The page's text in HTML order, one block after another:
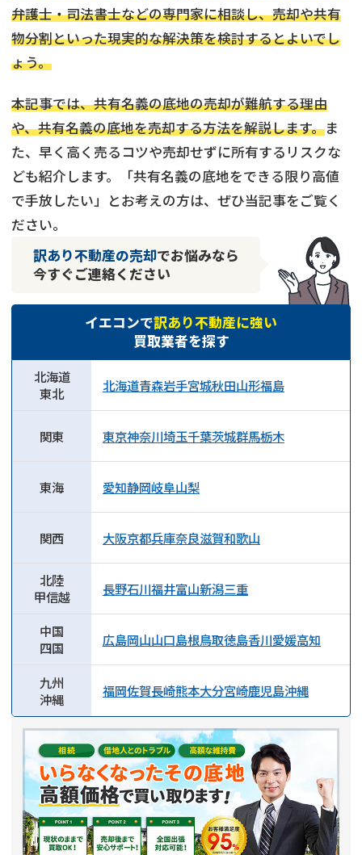
弁護士・司法書士などの専門家に相談し、売却や共有
物分割といった現実的な解決策を検討するとよいでし
ょう。
本記事では、共有名義の底地の売却が難航する理由
や、共有名義の底地を売却する方法を解説します。ま
た、早く高く売るコツや売却せずに所有するリスクな
ども紹介します。「共有名義の底地をできる限り高値
で手放したい」とお考えの方は、ぜひ当記事をご覧く
ださい。
訳あり不動産の売却でお悩みなら
今すぐご連絡ください
イエコンで訳あり不動産に強い
買取業者を探す
北海道
東北
北海道青森岩手宮城秋田山形福島
関東 東京神奈川埼玉千葉茨城群馬栃木
東海 愛知静岡岐阜山梨
関西 大阪京都兵庫奈良滋賀和歌山
北陸
甲信越
長野石川福井富山新潟三重
中国
四国
広島岡山山口島根鳥取徳島香川愛媛高知
九州
沖縄
福岡佐賀長崎熊本大分宮崎鹿児島沖縄